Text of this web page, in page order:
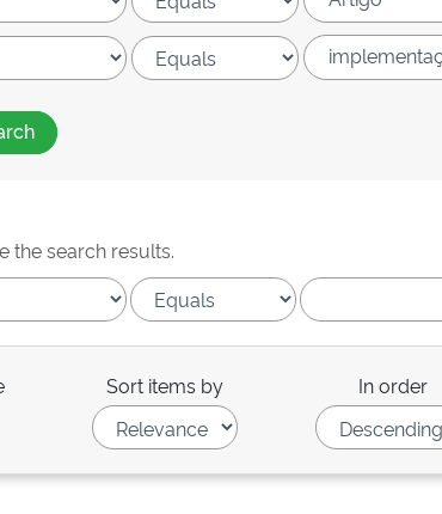
the search results.
Sort items by In order